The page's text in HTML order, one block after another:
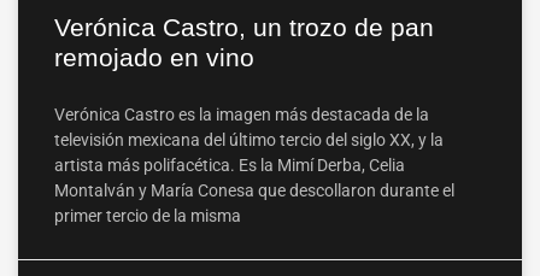
Verónica Castro, un trozo de pan
remojado en vino
Verónica Castro es la imagen más destacada de la
televisión mexicana del último tercio del siglo XX, y la
artista más polifacética. Es la Mimí Derba, Celia
Montalván y María Conesa que descollaron durante el
primer tercio de la misma